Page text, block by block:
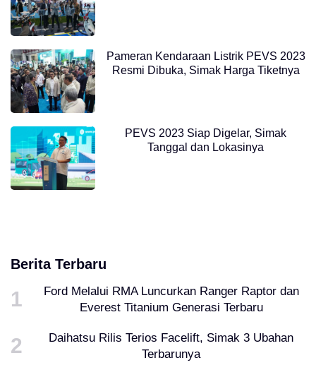
Pameran Kendaraan Listrik PEVS 2023
Resmi Dibuka, Simak Harga Tiketnya
PEVS 2023 Siap Digelar, Simak
Tanggal dan Lokasinya
Berita Terbaru
Ford Melalui RMA Luncurkan Ranger Raptor dan
Everest Titanium Generasi Terbaru
Daihatsu Rilis Terios Facelift, Simak 3 Ubahan
Terbarunya